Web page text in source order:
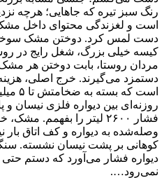
رنگ سبز تیره که جاهایی؛ هرچه
است و لغزندگی محتوای داخل
دست لمس کرد. دوختن مشک
کیسه خیلی بزرگ، شغل رایج در
مردان روستا، بابت دوختن هر
دستمزد می‌گیرند. خرج اصلی،
است
روزنه‌ای بین دیواره فلزی
فشار ۲۶۰۰ لیتر را
وصله‌شده به دیواره و کف اتاق
کوهانی بر پشت نیسان نشسته.
دیواره فشار می‌آورد که دستم
نمی‌رود….